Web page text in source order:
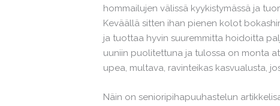
hommailujen välissä kyykistymässä ja
Keväällä sitten ihan pienen kolot
ja tuottaa hyvin suuremmitta hoidoitta
uuniin puolitettuna ja tulossa on monta
upea, multava, ravinteikas kasvualusta,
Näin on senioripihapuuhastelun